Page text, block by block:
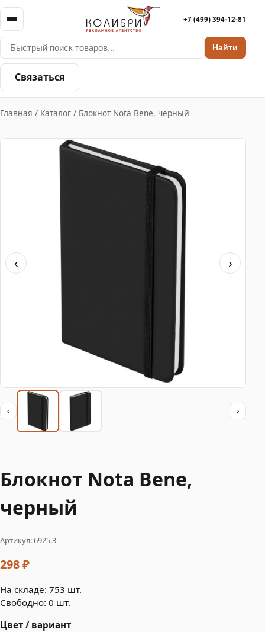
Найти
+7 (499) 394-12-81
Связаться
Главная / Каталог / Блокнот Nota Bene, черный
‹ ›
‹ ›
Блокнот Nota Bene,
черный
Артикул: 6925.3
298 ₽
На складе: 753 шт.
Свободно: 0 шт.
Цвет / вариант